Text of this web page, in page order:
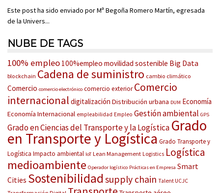
Este post ha sido enviado por Mª Begoña Romero Martín, egresada
de la Univers...
NUBE DE TAGS
100% empleo 100%empleo movilidad sostenible Big Data
blockchain Cadena de suministro cambio climático
Comercio comercio electrónico comercio exterior Comercio
internacional digitalización Distribución urbana DUM Economía
Economía Internacional empleabilidad Empleo Gestión ambiental GPS
Grado en Ciencias del Transporte y la Logística Grado
en Transporte y Logística Grado Transporte y
Logística Impacto ambiental IoT Lean Management Logistics Logística
medioambiente Operador logístico Prácticas en Empresa Smart
Cities Sostenibilidad supply chain Talent UCJC